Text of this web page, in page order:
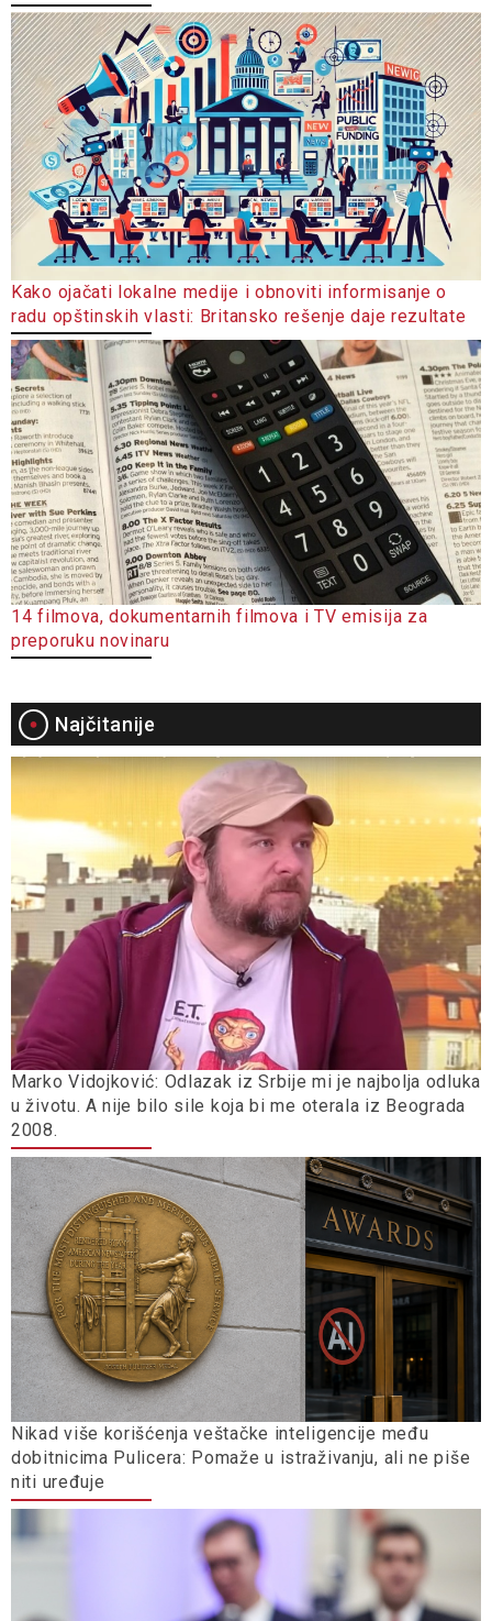
Kako ojačati lokalne medije i obnoviti informisanje o
radu opštinskih vlasti: Britansko rešenje daje rezultate
14 filmova, dokumentarnih filmova i TV emisija za
preporuku novinaru
Najčitanije
Marko Vidojković: Odlazak iz Srbije mi je najbolja odluka
u životu. A nije bilo sile koja bi me oterala iz Beograda
2008.
Nikad više korišćenja veštačke inteligencije među
dobitnicima Pulicera: Pomaže u istraživanju, ali ne piše
niti uređuje